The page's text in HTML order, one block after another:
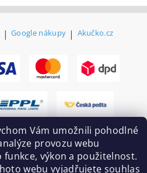
| Google nákupy | Akučko.cz
Vám umožnili pohodlné
provozu webu
funkce, výkon a použitelnost.
webu vyjadřujete souhlas